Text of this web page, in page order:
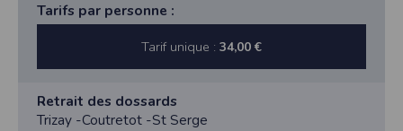
Tarifs par personne :
Tarif unique : 34,00 €
Retrait des dossards
Trizay -Coutretot -St Serge